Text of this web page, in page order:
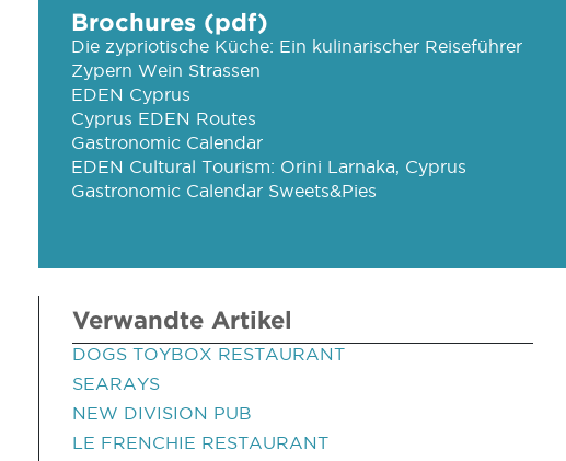
Brochures (pdf)
Die zypriotische Küche: Ein kulinarischer Reiseführer
Zypern Wein Strassen
EDEN Cyprus
Cyprus EDEN Routes
Gastronomic Calendar
EDEN Cultural Tourism: Orini Larnaka, Cyprus
Gastronomic Calendar Sweets&Pies
Verwandte Artikel
DOGS TOYBOX RESTAURANT
SEARAYS
NEW DIVISION PUB
LE FRENCHIE RESTAURANT